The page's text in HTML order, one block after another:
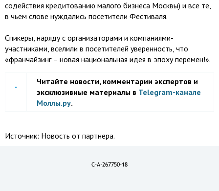
содействия кредитованию малого бизнеса Москвы) и все те,
в чьем слове нуждались посетители Фестиваля.
Спикеры, наряду с организаторами и компаниями-
участниками, вселили в посетителей уверенность, что
«франчайзинг – новая национальная идея в эпоху перемен!».
Читайте новости, комментарии экспертов и
эксклюзивные материалы в Telegram-канале
Моллы.ру.
Источник: Новость от партнера.
C-A-267750-18